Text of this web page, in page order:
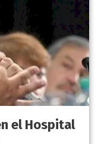
el Hospital